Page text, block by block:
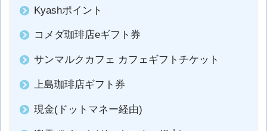
Kyashポイント
コメダ珈琲店eギフト券
サンマルクカフェ カフェギフトチケット
上島珈琲店ギフト券
現金(ドットマネー経由)